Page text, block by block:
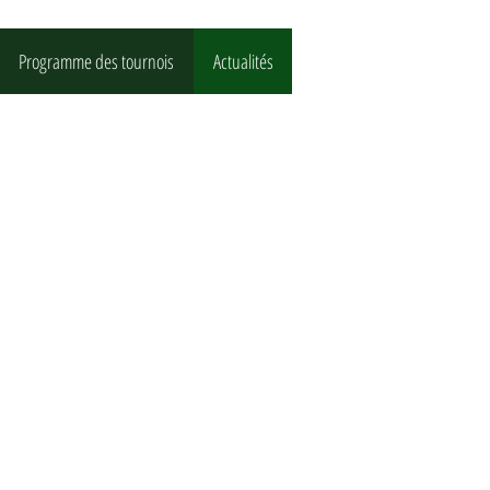
Programme des tournois Actualités